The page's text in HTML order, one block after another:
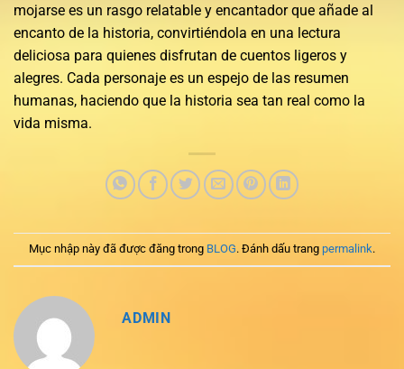
mojarse es un rasgo relatable y encantador que añade al
encanto de la historia, convirtiéndola en una lectura
deliciosa para quienes disfrutan de cuentos ligeros y
alegres. Cada personaje es un espejo de las resumen
humanas, haciendo que la historia sea tan real como la
vida misma.
Mục nhập này đã được đăng trong BLOG. Đánh dấu trang permalink.
ADMIN